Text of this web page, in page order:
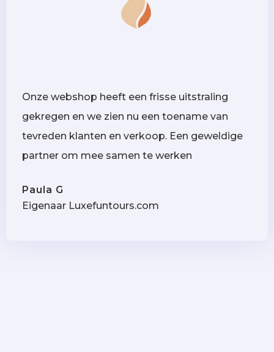
Onze webshop heeft een frisse uitstraling
gekregen en we zien nu een toename van
tevreden klanten en verkoop. Een geweldige
partner om mee samen te werken
Paula G
Eigenaar Luxefuntours.com